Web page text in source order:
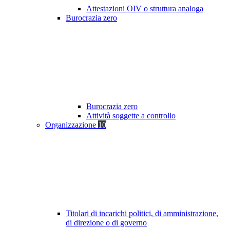
Attestazioni OIV o struttura analoga
Burocrazia zero
Burocrazia zero
Attività soggette a controllo
Organizzazione 10
Titolari di incarichi politici, di amministrazione,
di direzione o di governo